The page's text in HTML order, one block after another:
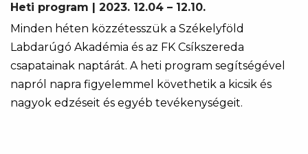
Heti program | 2023. 12.04 – 12.10.
Minden héten közzétesszük a Székelyföld
Labdarúgó Akadémia és az FK Csíkszereda
csapatainak naptárát. A heti program segítségével
napról napra figyelemmel követhetik a kicsik és
nagyok edzéseit és egyéb tevékenységeit.